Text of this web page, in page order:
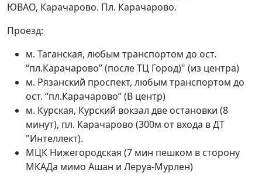
ЮВАО, Карачарово. Пл. Карачарово.
Проезд:
м. Таганская, любым транспортом до ост.
“пл.Карачарово” (после ТЦ Город)" (из центра)
м. Рязанский проспект, любым транспортом до
ост. “пл.Карачарово” (В центр)
м. Курская, Курский вокзал две остановки (8
минут), пл. Карачарово (300м от входа в ДТ
"Интеллект).
МЦК Нижегородская (7 мин пешком в сторону
МКАДа мимо Ашан и Леруа-Мурлен)